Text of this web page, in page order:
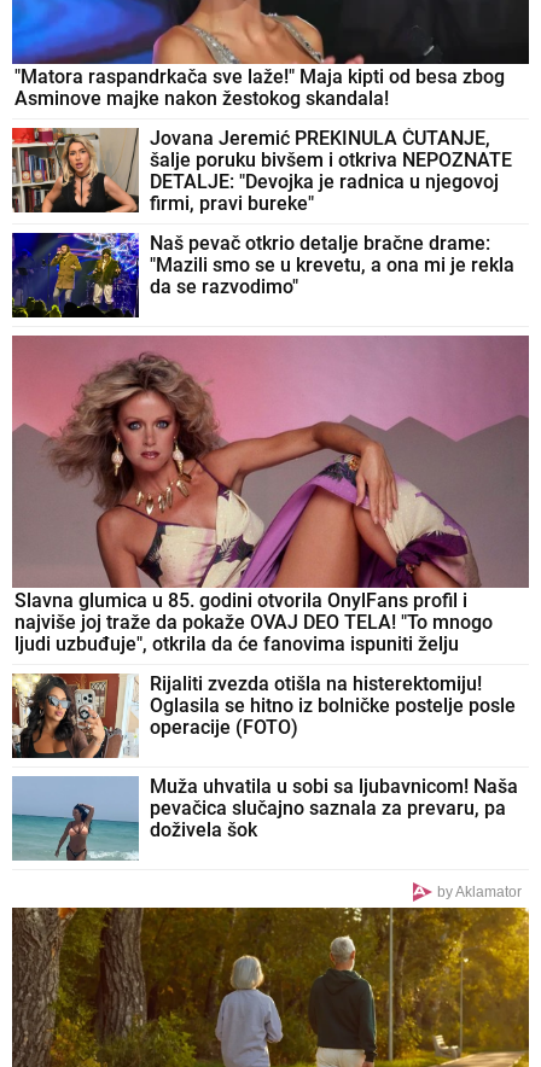
"Matora raspandrkača sve laže!" Maja kipti od besa zbog
Asminove majke nakon žestokog skandala!
Jovana Jeremić PREKINULA ĆUTANJE,
šalje poruku bivšem i otkriva NEPOZNATE
DETALJE: "Devojka je radnica u njegovoj
firmi, pravi bureke"
Naš pevač otkrio detalje bračne drame:
"Mazili smo se u krevetu, a ona mi je rekla
da se razvodimo"
Slavna glumica u 85. godini otvorila OnylFans profil i
najviše joj traže da pokaže OVAJ DEO TELA! "To mnogo
ljudi uzbuđuje", otkrila da će fanovima ispuniti želju
Rijaliti zvezda otišla na histerektomiju!
Oglasila se hitno iz bolničke postelje posle
operacije (FOTO)
Muža uhvatila u sobi sa ljubavnicom! Naša
pevačica slučajno saznala za prevaru, pa
doživela šok
by Aklamator